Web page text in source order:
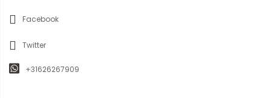
Facebook
Twitter
+31626267909